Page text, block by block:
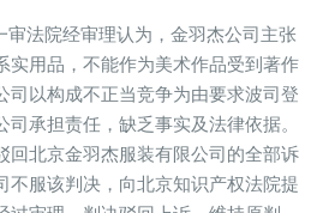
法院经审理认为，金羽杰公司主张
实用品，不能作为美术作品受到著作
司以构成不正当竞争为由要求波司登
承担责任，缺乏事实及法律依据。
回北京金羽杰服装有限公司的全部诉
不服该判决，向北京知识产权法院提